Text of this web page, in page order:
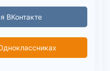
ВКонтакте